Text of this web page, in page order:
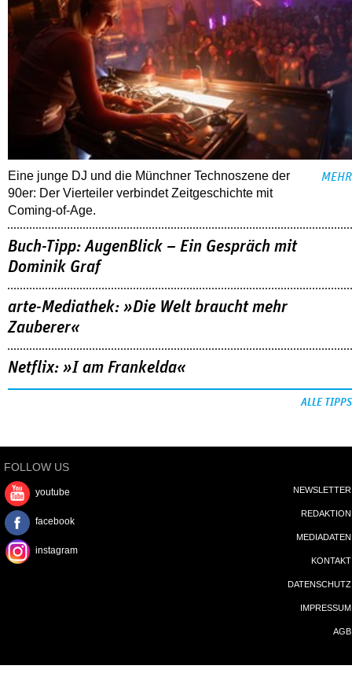
Eine junge DJ und die Münchner Technoszene der
90er: Der Vierteiler verbindet Zeitgeschichte mit
Coming-of-Age.
MEHR
Buch-Tipp: AugenBlick – Ein Gespräch mit
Dominik Graf
arte-Mediathek: »Die Welt braucht mehr
Zauberer«
Netflix: »I am Frankelda«
ALLE TIPPS
FOLLOW US
youtube
facebook
instagram
NEWSLETTER
REDAKTION
MEDIADATEN
KONTAKT
DATENSCHUTZ
IMPRESSUM
AGB